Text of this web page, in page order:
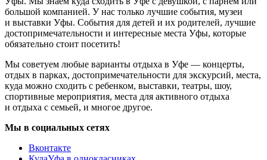
и отдыха с семьей, и многое другое.
Мы в социальных сетях
Вконтакте
КудаУфа в телеграме
Афиша Уфа — куда сходить в Уфе
© 2013–2026
Контакты